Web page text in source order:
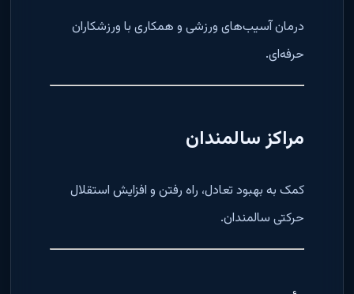
درمان آسیب‌های ورزشی و همکاری با ورزشکاران
حرفه‌ای.
مراکز سالمندان
کمک به بهبود تعادل، راه رفتن و افزایش استقلال
حرکتی سالمندان.